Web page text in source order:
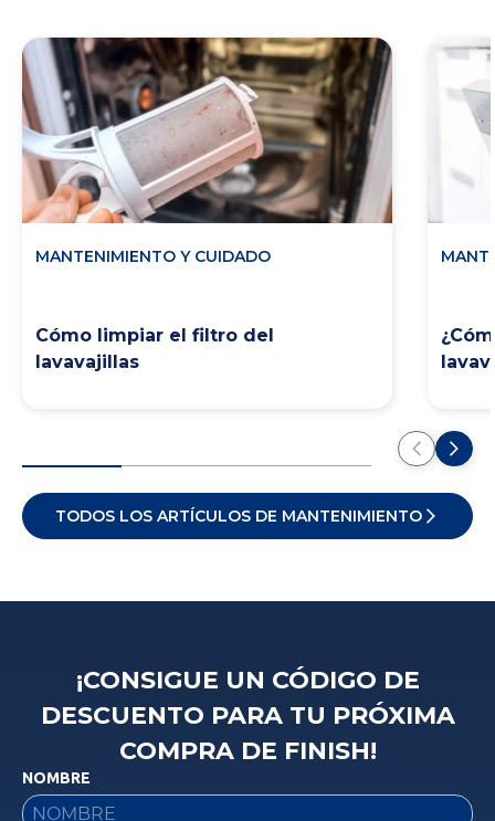
Cómo limpiar el filtro del
lavavajillas
MANTENIMIENTO Y CUIDADO
TODOS LOS ARTÍCULOS DE MANTENIMIENTO
¡CONSIGUE UN CÓDIGO DE
DESCUENTO PARA TU PRÓXIMA
COMPRA DE FINISH!
NOMBRE